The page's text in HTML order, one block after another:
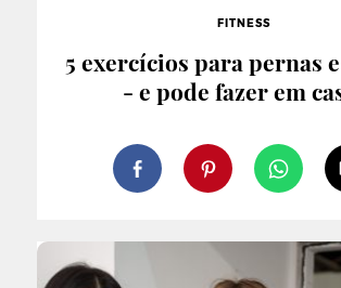
FITNESS
5 exercícios para pernas
- e pode fazer em